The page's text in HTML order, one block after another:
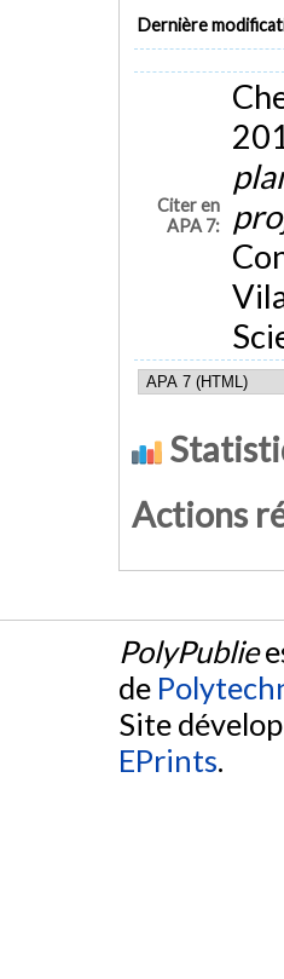
Dernière
Citer en
APA 7:
Actions
PolyPublie
de
Site
EPrints.